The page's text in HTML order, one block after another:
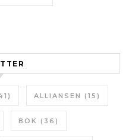
ALLIANSEN (15)
BOK (36)